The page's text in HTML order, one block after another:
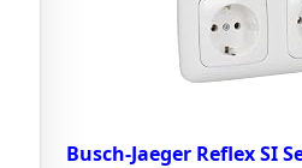
Busch-Jaeger Reflex SI